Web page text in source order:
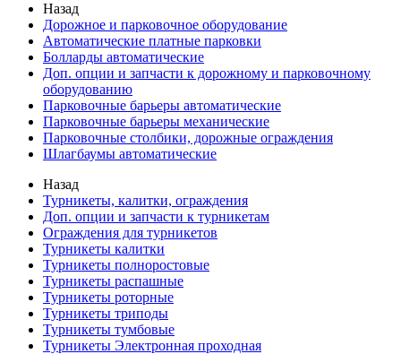
Назад
Дорожное и парковочное оборудование
Автоматические платные парковки
Болларды автоматические
Доп. опции и запчасти к дорожному и парковочному
оборудованию
Парковочные барьеры автоматические
Парковочные барьеры механические
Парковочные столбики, дорожные ограждения
Шлагбаумы автоматические
Назад
Турникеты, калитки, ограждения
Доп. опции и запчасти к турникетам
Ограждения для турникетов
Турникеты калитки
Турникеты полноростовые
Турникеты распашные
Турникеты роторные
Турникеты триподы
Турникеты тумбовые
Турникеты Электронная проходная